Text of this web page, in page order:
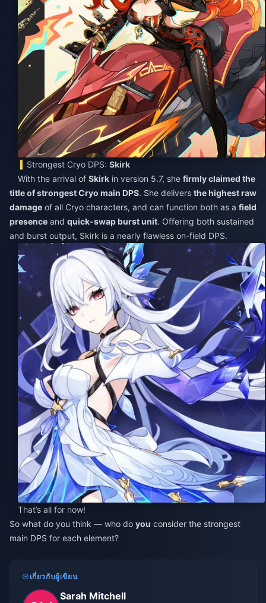
Strongest Cryo DPS:Skirk
With the arrival of Skirk in version 5.7, she firmly claimed the
title of strongest Cryo main DPS. She delivers the highest raw
damage of all Cryo characters, and can function both as a field
presence and quick-swap burst unit. Offering both sustained
and burst output, Skirk is a nearly flawless on-field DPS.
That’s all for now!
So what do you think — who do you consider the strongest
main DPS for each element?
เกี่ยวกับผู้เขียน
Sarah Mitchell